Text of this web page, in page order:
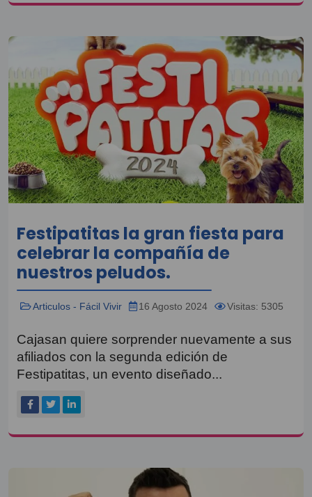
Festipatitas la gran fiesta para
celebrar la compañía de
nuestros peludos.
Articulos - Fácil Vivir 16 Agosto 2024 Visitas: 5305
Cajasan quiere sorprender nuevamente a sus
afiliados con la segunda edición de
Festipatitas, un evento diseñado...